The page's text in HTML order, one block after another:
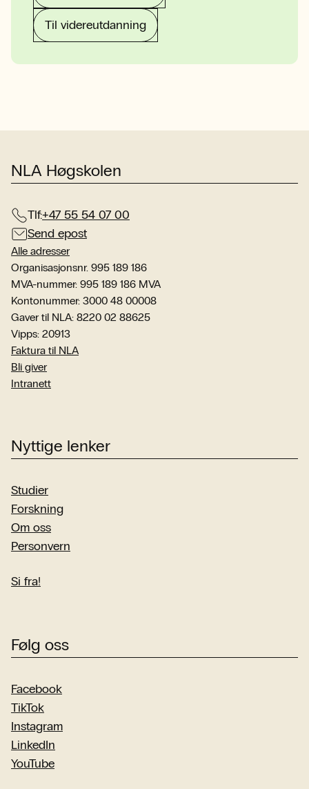
Til videreutdanning
NLA Høgskolen
Tlf:+47 55 54 07 00
Send epost
Alle adresser
Organisasjonsnr. 995 189 186
MVA-nummer: 995 189 186 MVA
Kontonummer: 3000 48 00008
Gaver til NLA: 8220 02 88625
Vipps: 20913
Faktura til NLA
Bli giver
Intranett
Nyttige lenker
Studier
Forskning
Om oss
Personvern
Si fra!
Følg oss
Facebook
TikTok
Instagram
LinkedIn
YouTube